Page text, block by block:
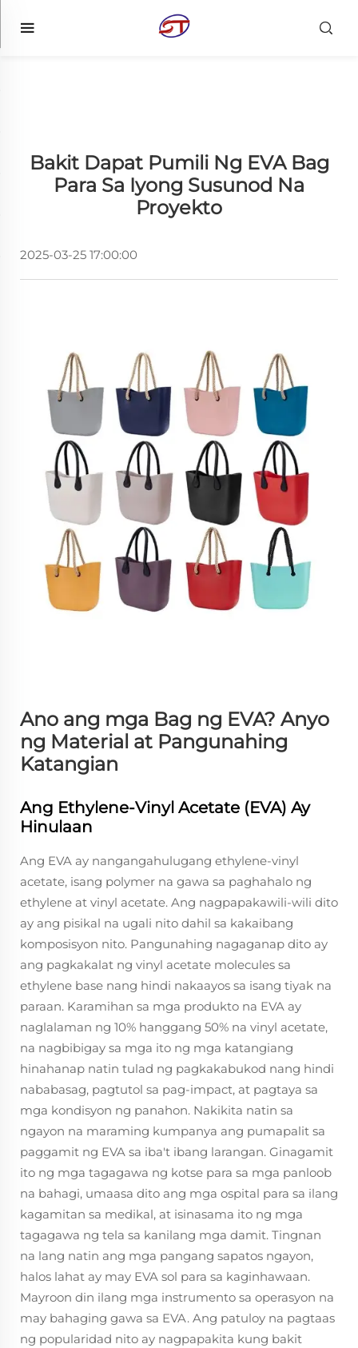
Bakit Dapat Pumili Ng EVA Bag
Para Sa Iyong Susunod Na
Proyekto
2025-03-25 17:00:00
Ano ang mga Bag ng EVA? Anyo
ng Material at Pangunahing
Katangian
Ang Ethylene-Vinyl Acetate (EVA) Ay
Hinulaan
Ang EVA ay nangangahulugang ethylene-vinyl
acetate, isang polymer na gawa sa paghahalo ng
ethylene at vinyl acetate. Ang nagpapakawili-wili dito
ay ang pisikal na ugali nito dahil sa kakaibang
komposisyon nito. Pangunahing nagaganap dito ay
ang pagkakalat ng vinyl acetate molecules sa
ethylene base nang hindi nakaayos sa isang tiyak na
paraan. Karamihan sa mga produkto na EVA ay
naglalaman ng 10% hanggang 50% na vinyl acetate,
na nagbibigay sa mga ito ng mga katangiang
hinahanap natin tulad ng pagkakabukod nang hindi
nababasag, pagtutol sa pag-impact, at pagtaya sa
mga kondisyon ng panahon. Nakikita natin sa
ngayon na maraming kumpanya ang pumapalit sa
paggamit ng EVA sa iba't ibang larangan. Ginagamit
ito ng mga tagagawa ng kotse para sa mga panloob
na bahagi, umaasa dito ang mga ospital para sa ilang
kagamitan sa medikal, at isinasama ito ng mga
tagagawa ng tela sa kanilang mga damit. Tingnan
na lang natin ang mga pangang sapatos ngayon,
halos lahat ay may EVA sol para sa kaginhawaan.
Mayroon din ilang mga instrumento sa operasyon na
may bahaging gawa sa EVA. Ang patuloy na pagtaas
ng popularidad nito ay nagpapakita kung bakit